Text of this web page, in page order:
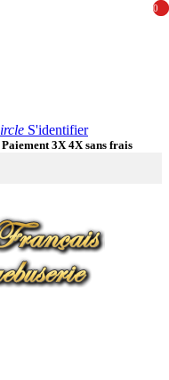
S'identifier
3X 4X sans frais
0
0